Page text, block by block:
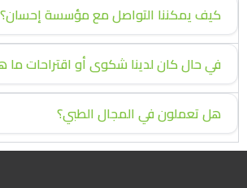
كيف يمكننا التواصل مع مؤسسة إحسان؟
في حال كان لدينا شكوى أو اقتراحات ما
هل تعملون في المجال الطبي؟